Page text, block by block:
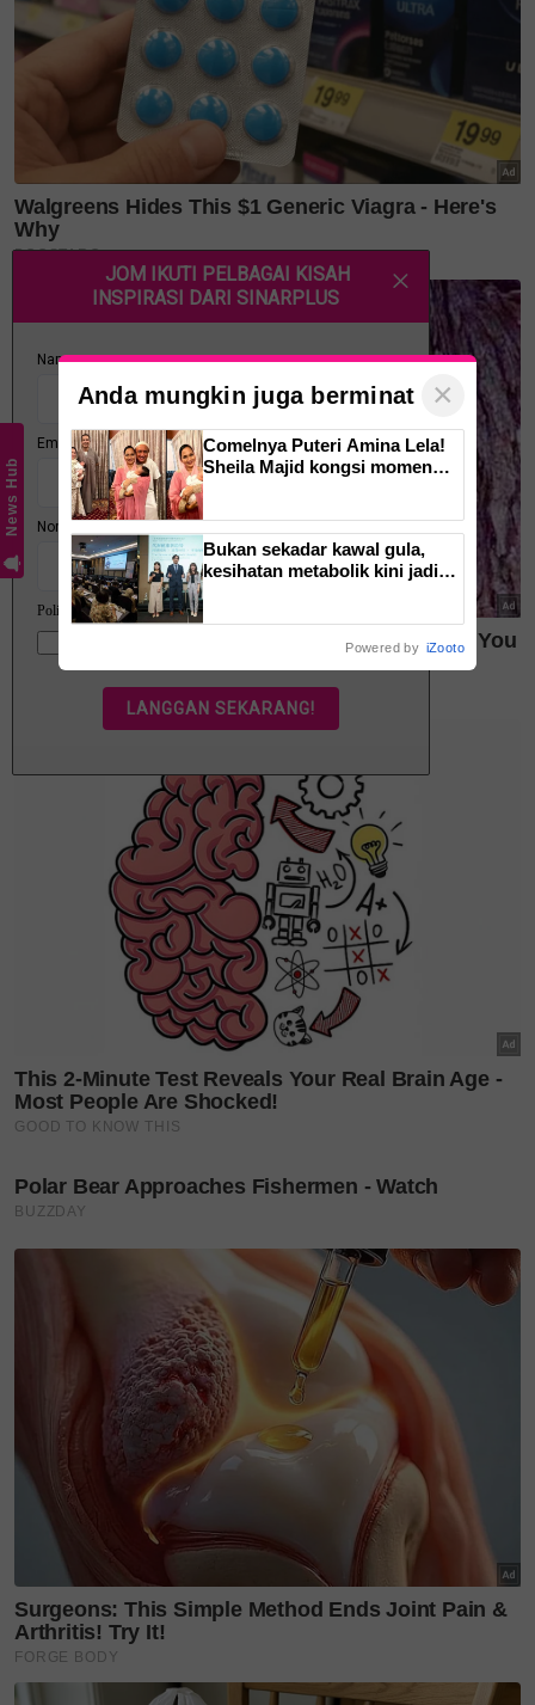
Terima kasih atas semua doa dan ucapan dari semua,
termasuk para peminat dan pengikut. Setiap kata-
kata dan doa itu amat bermakna. Bella kini benar-
benar memahami maksud di sebalik ungkapan:
"Akan ada pelangi setelah hujan."
Setiap kesakitan, setiap kepayahan, pasti ada
pelangi di hujungnya. Jika jatuh adalah hujan dan
bangkit adalah matahari, maka kita memerlukan
kedua-duanya untuk melihat keindahan yang
sebenarnya.
Dan untuk kejutan istimewa itu...
"Last but not least, this 'grumpy munchkin' really
appreciate you taking the time to plan the surprise,
Ironman, @syedsaddiq Thank you."
News Hub
Anda mungkin juga berminat ×
Comelnya Puteri Amina Lela!
Sheila Majid kongsi momen
Bukan sekadar kawal gula,
kesihatan metabolik kini jadi
Powered by iZooto